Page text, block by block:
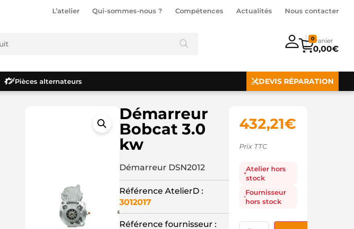
L’atelier Qui-sommes-nous ? Compétences Actualités Nous contacter
0,00€
0
Pièces alternateurs DEVIS RÉPARATION
Démarreur
Bobcat 3.0
kw
Démarreur DSN2012
Référence AtelierD :
3012017
Référence fournisseur :
432,21€
Prix TTC
Atelier hors
stock
Fournisseur
hors stock